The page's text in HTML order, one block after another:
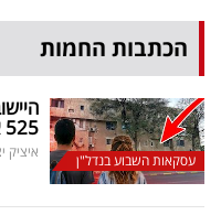
הכתבות החמות
עסקאות השבוע בנדל"ן
525 אלף שקל
איציק